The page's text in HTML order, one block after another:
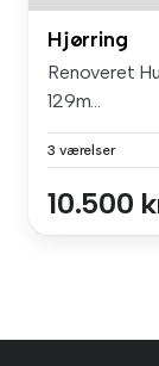
Hjørring
Renoveret
129m...
3 værelser
10.500